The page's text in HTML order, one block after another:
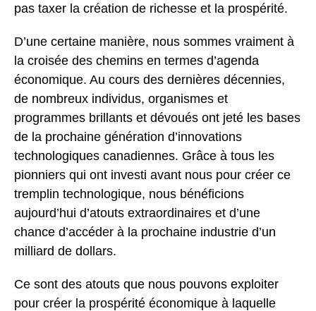
pas taxer la création de richesse et la prospérité.
D’une certaine manière, nous sommes vraiment à
la croisée des chemins en termes d’agenda
économique. Au cours des dernières décennies,
de nombreux individus, organismes et
programmes brillants et dévoués ont jeté les bases
de la prochaine génération d’innovations
technologiques canadiennes. Grâce à tous les
pionniers qui ont investi avant nous pour créer ce
tremplin technologique, nous bénéficions
aujourd’hui d’atouts extraordinaires et d’une
chance d’accéder à la prochaine industrie d’un
milliard de dollars.
Ce sont des atouts que nous pouvons exploiter
pour créer la prospérité économique à laquelle